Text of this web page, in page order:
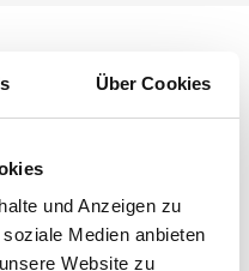
Über Cookies
und Anzeigen zu
Medien anbieten
Website zu
Eckig Maße: A1
ferGUard*silber